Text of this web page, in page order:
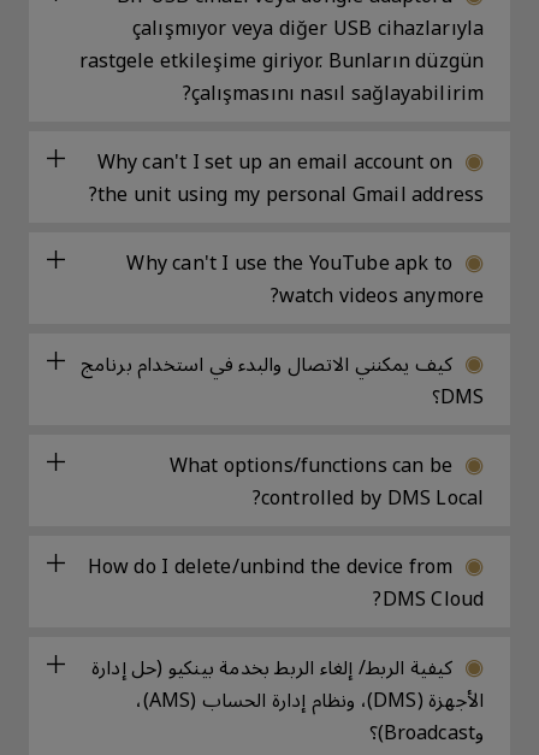
çalışmıyor veya diğer USB cihazlarıyla
rastgele etkileşime giriyor. Bunların düzgün
çalışmasını nasıl sağlayabilirim?
Why can't I set up an email account on
the unit using my personal Gmail address?
Why can't I use the YouTube apk to
watch videos anymore?
كيف يمكنني الاتصال والبدء في استخدام برنامج
DMS؟
What options/functions can be
controlled by DMS Local?
How do I delete/unbind the device from
DMS Cloud?
كيفية الربط/ إلغاء الربط بخدمة بينكيو (حل إدارة
الأجهزة (DMS)، ونظام إدارة الحساب (AMS)،
وBroadcast)؟